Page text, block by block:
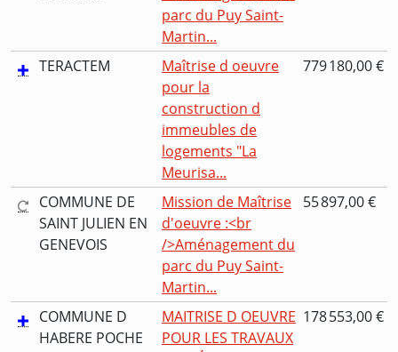
parc du Puy Saint-
Martin...
TERACTEM
Maîtrise d oeuvre
pour la
construction d
immeubles de
logements "La
Meurisa...
779 180,00 €
COMMUNE DE
SAINT JULIEN EN
GENEVOIS
Mission de Maîtrise
d'oeuvre :<br
/>Aménagement du
parc du Puy Saint-
Martin...
55 897,00 €
COMMUNE D
HABERE POCHE
MAITRISE D OEUVRE
POUR LES TRAVAUX
178 553,00 €